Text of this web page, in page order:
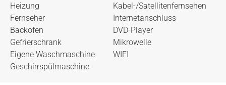
Heizung
Fernseher
Backofen
Gefrierschrank
Eigene Waschmaschine
Geschirrspülmaschine
Kabel-/Satellitenfernsehen
Internetanschluss
DVD-Player
Mikrowelle
WIFI